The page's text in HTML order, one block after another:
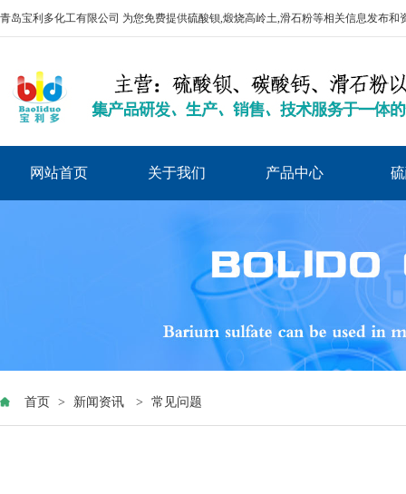
青岛宝利多化工有限公司 为您免费提供硫酸钡,煅烧高岭土,滑石粉等相关信息发布和
网站首页 关于我们 产品中心
首页 > 新闻资讯 > 常见问题